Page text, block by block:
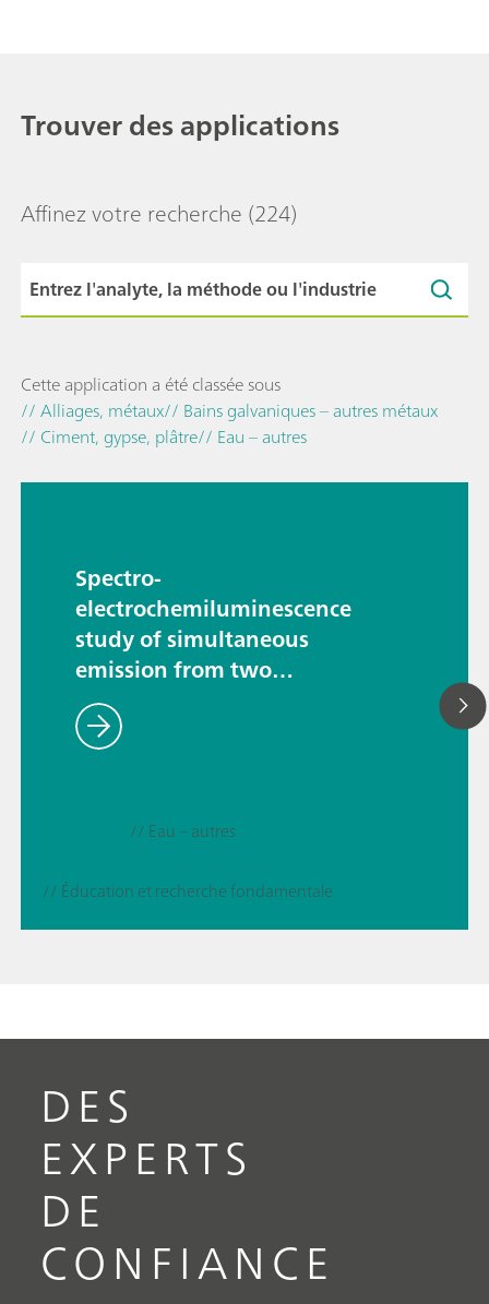
Trouver des applications
Affinez votre recherche (224)
Cette application a été classée sous
// Alliages, métaux// Bains galvaniques – autres métaux
// Ciment, gypse, plâtre// Eau – autres
Spectro-
electrochemiluminescence
study of simultaneous
emission from two
luminophores
// Eau – autres
// Éducation et recherche fondamentale
DES
EXPERTS
DE
CONFIANCE